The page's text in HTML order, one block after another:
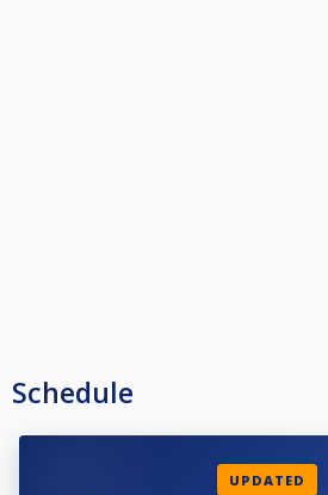
Schedule
UPDATED